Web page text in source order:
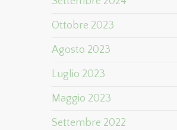
Ottobre 2023
Agosto 2023
Luglio 2023
Maggio 2023
Settembre 2022